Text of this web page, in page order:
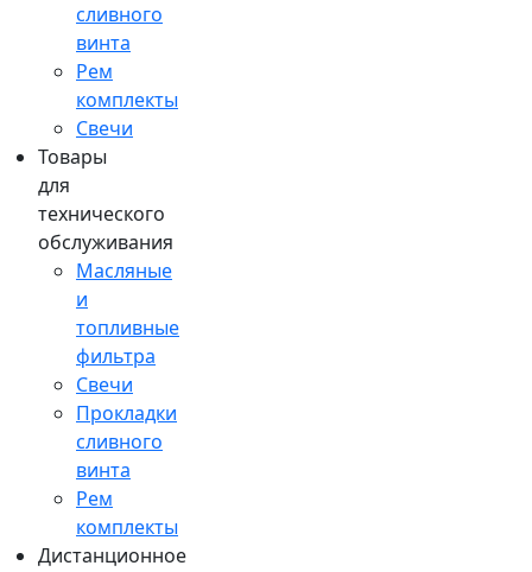
сливного
винта
Рем
комплекты
Свечи
Товары
для
технического
обслуживания
Масляные
и
топливные
фильтра
Свечи
Прокладки
сливного
винта
Рем
комплекты
Дистанционное